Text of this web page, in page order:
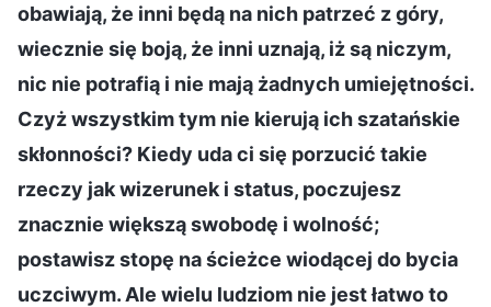
obawiają, że inni będą na nich patrzeć z góry,
wiecznie się boją, że inni uznają, iż są niczym,
nic nie potrafią i nie mają żadnych umiejętności.
Czyż wszystkim tym nie kierują ich szatańskie
skłonności? Kiedy uda ci się porzucić takie
rzeczy jak wizerunek i status, poczujesz
znacznie większą swobodę i wolność;
postawisz stopę na ścieżce wiodącej do bycia
uczciwym. Ale wielu ludziom nie jest łatwo to